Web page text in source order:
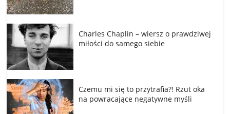
Charles Chaplin – wiersz o prawdziwej
miłości do samego siebie
Czemu mi się to przytrafia?! Rzut oka
na powracające negatywne myśli